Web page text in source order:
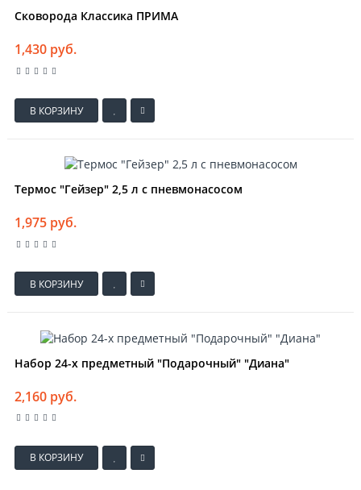
Сковорода Классика ПРИМА
1,430 руб.
В КОРЗИНУ
Термос "Гейзер" 2,5 л с пневмонасосом
1,975 руб.
В КОРЗИНУ
Набор 24-х предметный "Подарочный" "Диана"
2,160 руб.
В КОРЗИНУ